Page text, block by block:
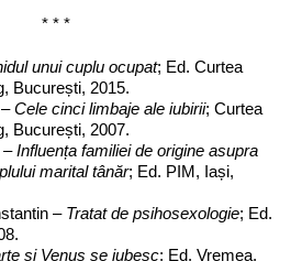
* * *
unui cuplu ocupat; Ed. Curtea
București, 2015.
Cele cinci limbaje ale iubirii; Curtea
București, 2007.
–Influența familiei de origine asupra
marital tânăr; Ed. PIM, Iași,
– Tratat de psihosexologie; Ed.
și Venus se iubesc; Ed. Vremea,